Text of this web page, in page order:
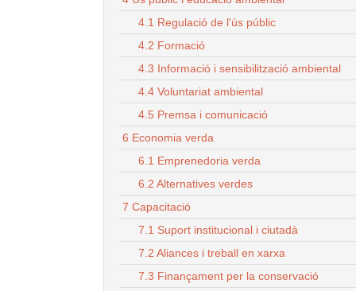
4.1 Regulació de l'ús públic
4.2 Formació
4.3 Informació i sensibilització ambiental
4.4 Voluntariat ambiental
4.5 Premsa i comunicació
6 Economia verda
6.1 Emprenedoria verda
6.2 Alternatives verdes
7 Capacitació
7.1 Suport institucional i ciutadà
7.2 Aliances i treball en xarxa
7.3 Finançament per la conservació